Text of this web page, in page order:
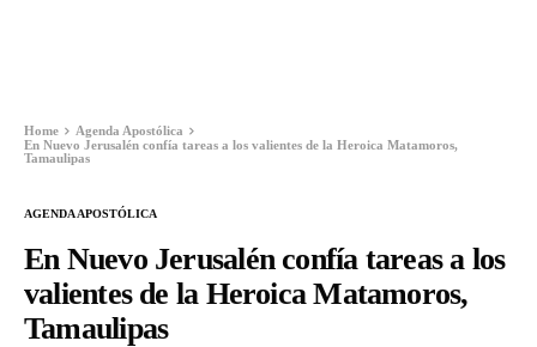
Home
Agenda Apostólica
En Nuevo Jerusalén confía tareas a los valientes de la Heroica Matamoros,
Tamaulipas
AGENDA APOSTÓLICA
En Nuevo Jerusalén confía tareas a los
valientes de la Heroica Matamoros,
Tamaulipas